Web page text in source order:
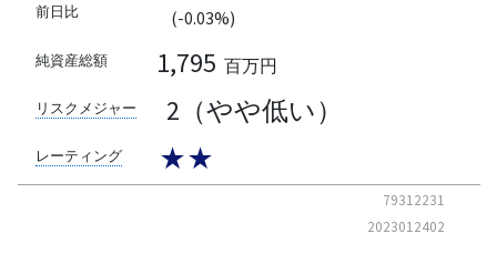
前日比
(-0.03%)
純資産総額 1,795 百万円
リスクメジャー 2（やや低い）
レーティング ★★
79312231
2023012402